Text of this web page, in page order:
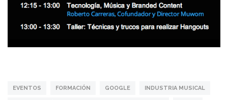
EVENTOS FORMACIÓN GOOGLE INDUSTRIA MUSICAL